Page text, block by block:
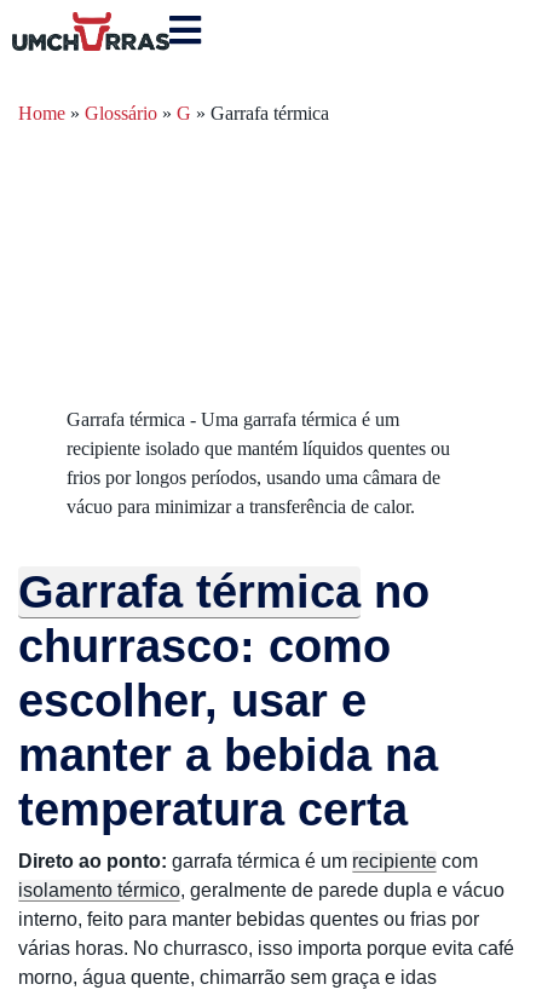
Home » Glossário » G » Garrafa térmica
Garrafa térmica - Uma garrafa térmica é um
recipiente isolado que mantém líquidos quentes ou
frios por longos períodos, usando uma câmara de
vácuo para minimizar a transferência de calor.
Garrafa térmicano
churrasco: como
escolher, usar e
manter a bebida na
temperatura certa
Direto ao ponto: garrafa térmica é um recipiente com
isolamento térmico, geralmente de parede dupla e vácuo
interno, feito para manter bebidas quentes ou frias por
várias horas. No churrasco, isso importa porque evita café
morno, água quente, chimarrão sem graça e idas